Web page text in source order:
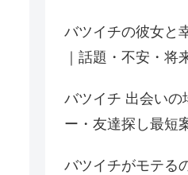
バツイチの彼女と
｜話題・不安・将
バツイチ 出会い
ー・友達探し最短
バツイチがモテる